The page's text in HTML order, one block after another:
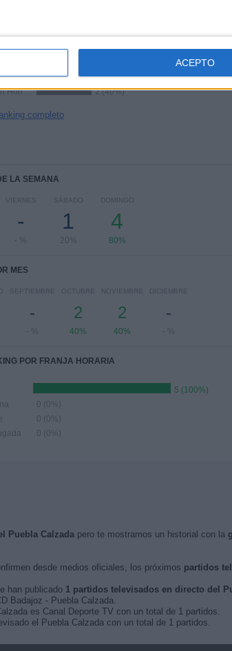
ACEPTO
POR COMPETICIONES
Tercera Federación
3 (60%)
División Honor Juvenil
2 (40%)
completo
LA SEMANA
VIERNES
-
- %
SÁBADO
1
20%
DOMINGO
4
80%
MES
SEPTIEMBRE
-
- %
OCTUBRE
2
40%
NOVIEMBRE
2
40%
DICIEMBRE
-
- %
POR FRANJA HORARIA
5 (100%)
0 (0%)
0 (0%)
0 (0%)
Puebla Calzadapero te mostramos un historial con la
desde medios oficiales, los próximos partidos
han publicado 1 partidos televisados en directo del
Badajoz - Puebla Calzada.
es Canal Deporte TV con un total de 1 partidos.
el Puebla Calzada con un total de 1 partidos.